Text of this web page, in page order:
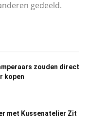
gedeeld.
zouden direct
kopen
met Kussenatelier Zit